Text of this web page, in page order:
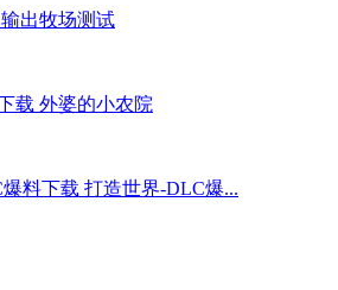
输出牧场测试
外婆的小农院
打造世界-DLC爆...